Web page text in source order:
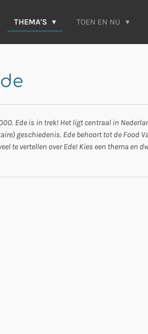
THEMA'S TOEN EN NU
Ede is in trek! Het ligt centraal in
geschiedenis. Ede behoort tot de Food
te vertellen over Ede! Kies een thema en